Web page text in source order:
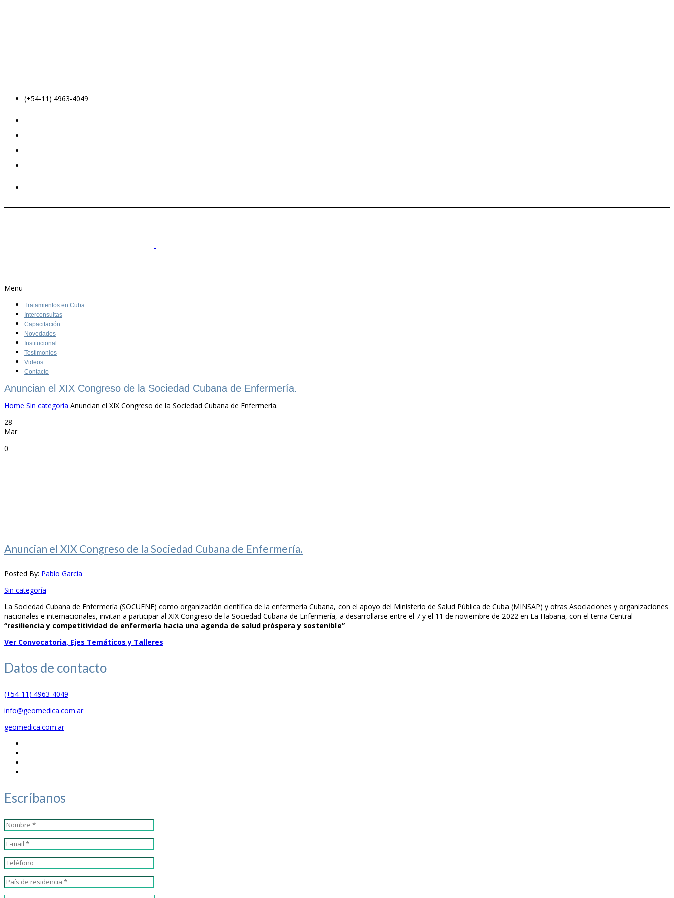
(+54-11) 4963-4049
Menu
Tratamientos en Cuba
Interconsultas
Capacitación
Novedades
Institucional
Testimonios
Videos
Contacto
Anuncian el XIX Congreso de la Sociedad Cubana de Enfermería.
Home Sin categoría Anuncian el XIX Congreso de la Sociedad Cubana de Enfermería.
28
Mar
0
Anuncian el XIX Congreso de la Sociedad Cubana de Enfermería.
Posted By: Pablo García
Sin categoría
La Sociedad Cubana de Enfermería (SOCUENF) como organización científica de la enfermería Cubana, con el apoyo del Ministerio de Salud Pública de Cuba (MINSAP) y otras Asociaciones y organizaciones
nacionales e internacionales, invitan a participar al XIX Congreso de la Sociedad Cubana de Enfermería, a desarrollarse entre el 7 y el 11 de noviembre de 2022 en La Habana, con el tema Central
“resiliencia y competitividad de enfermería hacia una agenda de salud próspera y sostenible”
Ver Convocatoria, Ejes Temáticos y Talleres
Datos de contacto
(+54-11) 4963-4049
info@geomedica.com.ar
geomedica.com.ar
Escríbanos